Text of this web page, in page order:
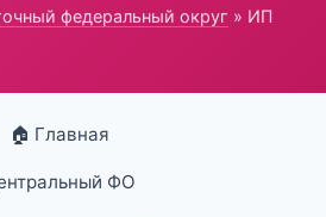
федеральный округ » ИП
🏠 Главная
ФО